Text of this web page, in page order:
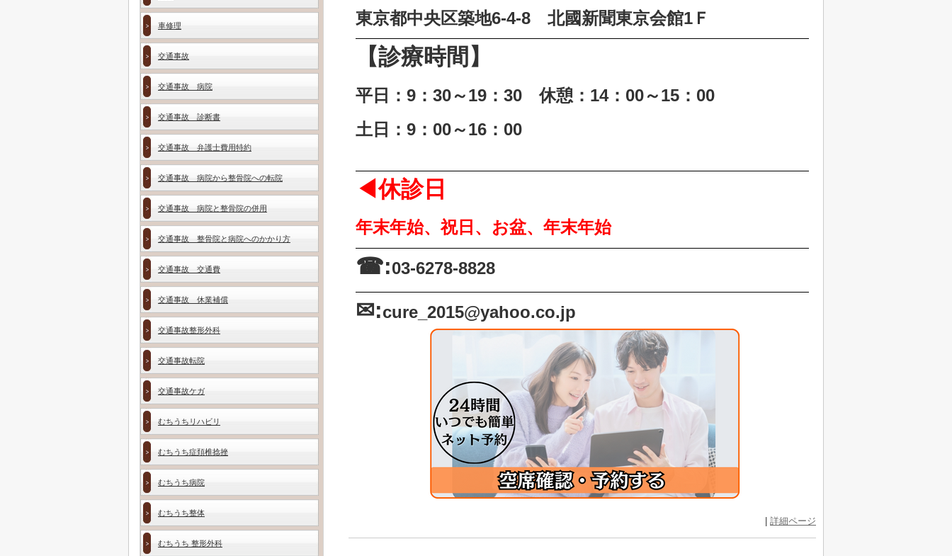
東京都中央区築地6-4-8 北國新聞東京会館1Ｆ
【診療時間】
平日：9：30～19：30 休憩：14：00～15：00
土日：9：00～16：00
◀休診日
年末年始、祝日、お盆、年末年始
☎:03-6278-8828
✉:cure_2015@yahoo.co.jp
| 詳細ページ
車修理
交通事故
交通事故 病院
交通事故 診断書
交通事故 弁護士費用特約
交通事故 病院から整骨院への転院
交通事故 病院と整骨院の併用
交通事故 整骨院と病院へのかかり方
交通事故 交通費
交通事故 休業補償
交通事故整形外科
交通事故転院
交通事故ケガ
むちうちリハビリ
むちうち症頚椎捻挫
むちうち病院
むちうち整体
むちうち 整形外科